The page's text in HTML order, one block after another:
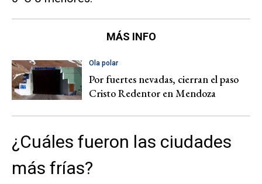
MÁS INFO
Ola polar
Por fuertes nevadas, cierran el paso
Cristo Redentor en Mendoza
¿Cuáles fueron las ciudades
más frías?